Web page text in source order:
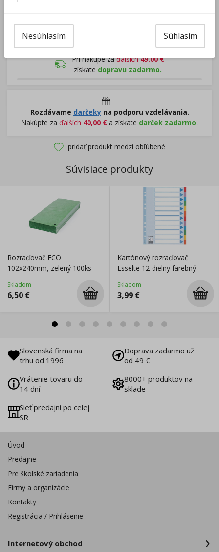
Pri nákupe zaďalších 49.00€
získate dopravu zadarmo.
Rozdávame darčeky na podporu vzdelávania.
Nakúpte za ďalších 40,00 € a získate darček zadarmo.
pridať produkt medzi obľúbené
Súvisiace produkty
Rozraďovač ECO
102x240mm, zelený 100ks
Skladom
6,50 €
Kartónový rozraďovač
Esselte 12-dielny farebný
Skladom
3,99 €
Slovenská firma na
trhu od 1996
Doprava zadarmo už
od 49 €
Vrátenie tovaru do
14 dní
8000+ produktov na
sklade
Sieť predajní po celej
SR
Úvod
Predajne
Pre školské zariadenia
Firmy a organizácie
Kontakty
Registrácia / Prihlásenie
Internetový obchod
Súhlasím
Nesúhlasím